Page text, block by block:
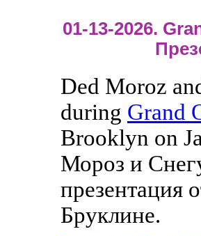
01-13-2026.
Ded Moroz
during Grand
Brooklyn on
Мороз и
презентация
Бруклине.